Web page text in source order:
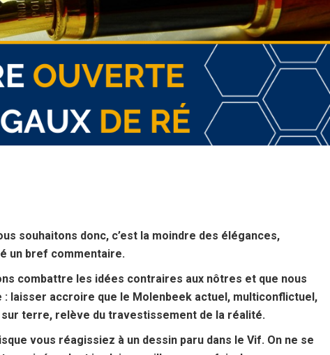
souhaitons donc, c’est la moindre des élégances,
un bref commentaire.
combattre les idées contraires aux nôtres et que nous
laisser accroire que le Molenbeek actuel, multiconflictuel,
terre, relève du travestissement de la réalité.
vous réagissiez à un dessin paru dans le Vif. On ne se